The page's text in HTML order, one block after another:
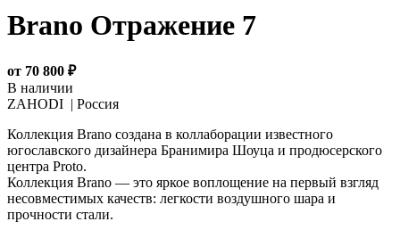
Brano Отражение 7
от 70 800 ₽
В наличии
ZAHODI | Россия
Коллекция Brano создана в коллаборации известного
югославского дизайнера Бранимира Шоуца и продюсерского
центра Proto.
Коллекция Brano — это яркое воплощение на первый взгляд
несовместимых качеств: легкости воздушного шара и
прочности стали.